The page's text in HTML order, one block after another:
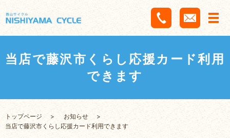
当店で藤沢市くらし応援カード利用
できます
トップページ
お知らせ
当店で藤沢市くらし応援カード利用できます